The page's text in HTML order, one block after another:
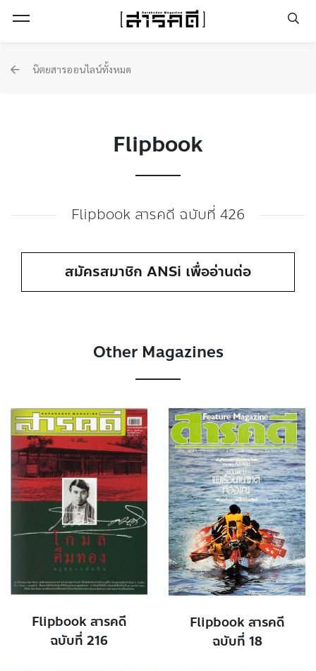
นิตยสารออนไลน์ทั้งหมด
Flipbook
Flipbook สารคดี ฉบับที่ 426
สมัครสมาชิก ANSi เพื่ออ่านต่อ
Other Magazines
Flipbook สารคดี
ฉบับที่ 216
Flipbook สารคดี
ฉบับที่ 18